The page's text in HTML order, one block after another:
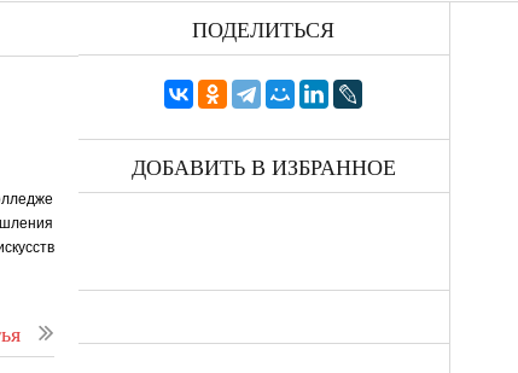
ПОДЕЛИТЬСЯ
ДОБАВИТЬ В ИЗБРАННОЕ